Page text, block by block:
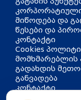
კონტაქტი
კორპორატიული
მიწოდება და
წესები და
კონტაქტი
Cookies
მომხმარებლის
გადახდის
განვადება